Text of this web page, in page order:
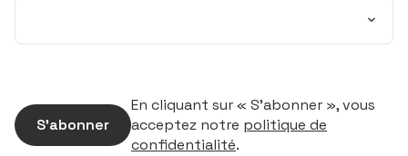
S’abonner
En cliquant sur « S’abonner », vous
acceptez notre politique de
confidentialité.